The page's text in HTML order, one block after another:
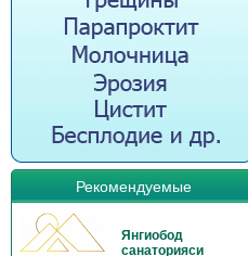
Рекомендуемые
Янгиобод
санаторияси